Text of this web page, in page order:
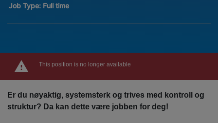
Job Type: Full time
This position is no longer available
Er du nøyaktig, systemsterk og trives med kontroll og
struktur? Da kan dette være jobben for deg!